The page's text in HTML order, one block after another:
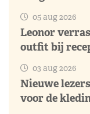
05 aug 2026
Leonor
outfit bij
03 aug 2026
Nieuwe
voor de